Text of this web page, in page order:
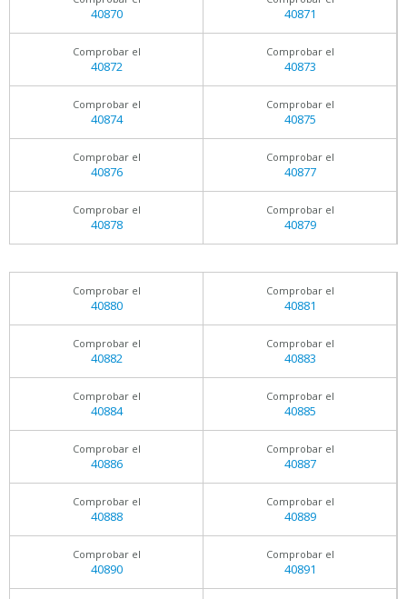
40870 40871
Comprobar el
40872
Comprobar el
40873
Comprobar el
40874
Comprobar el
40875
Comprobar el
40876
Comprobar el
40877
Comprobar el
40878
Comprobar el
40879
Comprobar el
40880
Comprobar el
40881
Comprobar el
40882
Comprobar el
40883
Comprobar el
40884
Comprobar el
40885
Comprobar el
40886
Comprobar el
40887
Comprobar el
40888
Comprobar el
40889
Comprobar el
40890
Comprobar el
40891